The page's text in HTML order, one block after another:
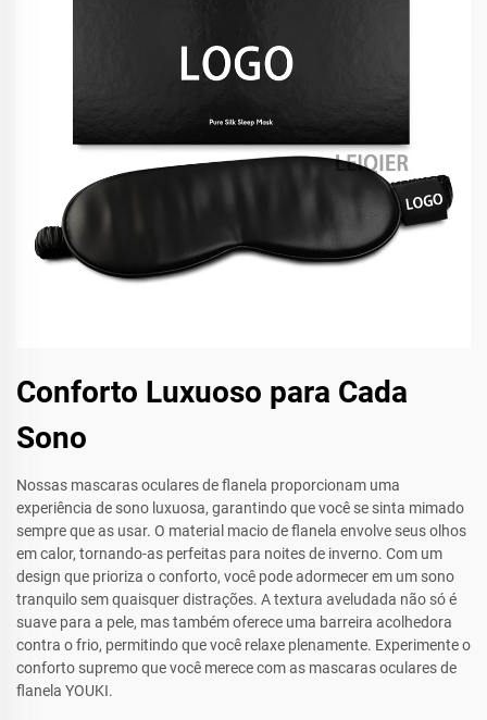
Conforto Luxuoso para Cada
Sono
Nossas mascaras oculares de flanela proporcionam uma
experiência de sono luxuosa, garantindo que você se sinta mimado
sempre que as usar. O material macio de flanela envolve seus olhos
em calor, tornando-as perfeitas para noites de inverno. Com um
design que prioriza o conforto, você pode adormecer em um sono
tranquilo sem quaisquer distrações. A textura aveludada não só é
suave para a pele, mas também oferece uma barreira acolhedora
contra o frio, permitindo que você relaxe plenamente. Experimente o
conforto supremo que você merece com as mascaras oculares de
flanela YOUKI.